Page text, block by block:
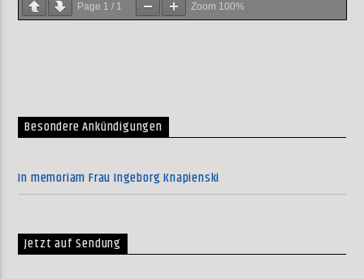
Page 1 / 1 Zoom 100%
Besondere Ankündigungen
In memoriam Frau Ingeborg Knapienski
Jetzt auf Sendung